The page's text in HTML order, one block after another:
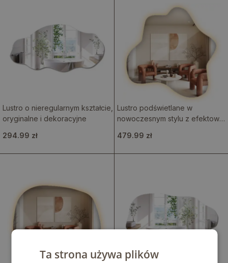
Lustro o nieregularnym kształcie,
oryginalne i dekoracyjne
294.99 zł
Lustro podświetlane w
nowoczesnym stylu z efektowną
479.99 zł
Ta strona używa plików